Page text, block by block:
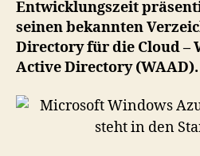
Entwicklungszeit
seinen bekannten
Directory für die Cloud –
Active Directory (WAAD).